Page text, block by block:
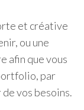
et créative
ou une
afin que vous
par
vos besoins.